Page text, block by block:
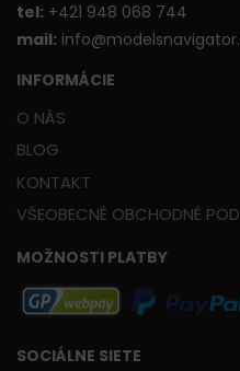
tel: +421 948 068 744
mail:
INFORMÁCIE
O NÁS
BLOG
KONTAKT
VŠEOBECNÉ OBCHODNÉ
MOŽNOSTI PLATBY
SOCIÁLNE SIETE